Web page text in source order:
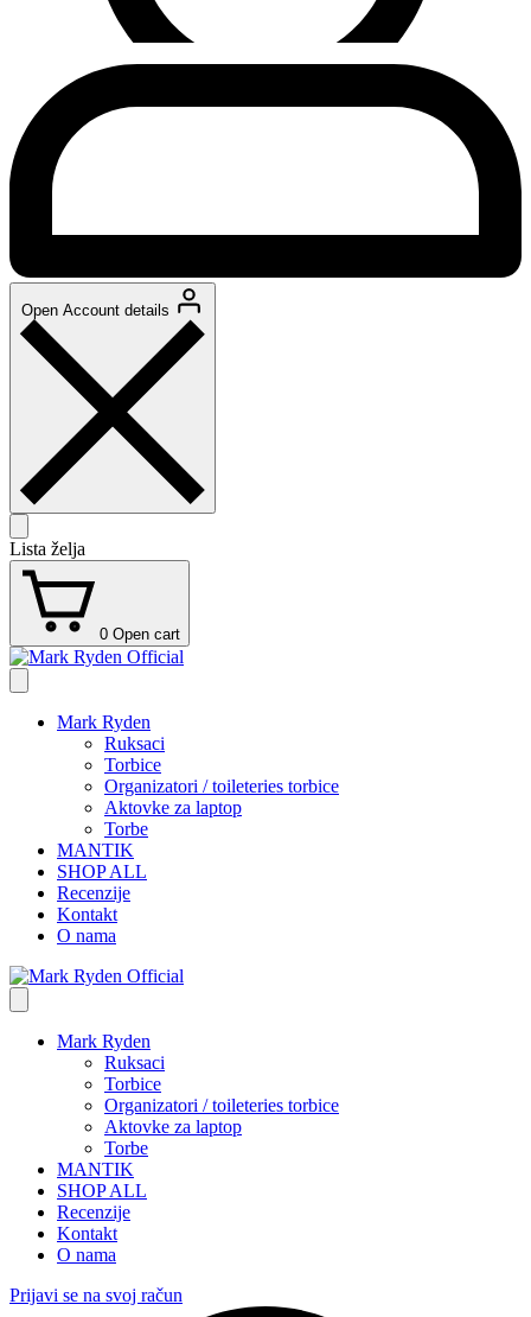
Open Account details
Lista želja
0 Open cart
Mark Ryden
Ruksaci
Torbice
Organizatori / toileteries torbice
Aktovke za laptop
Torbe
MANTIK
SHOP ALL
Recenzije
Kontakt
O nama
Mark Ryden
Ruksaci
Torbice
Organizatori / toileteries torbice
Aktovke za laptop
Torbe
MANTIK
SHOP ALL
Recenzije
Kontakt
O nama
Prijavi se na svoj račun